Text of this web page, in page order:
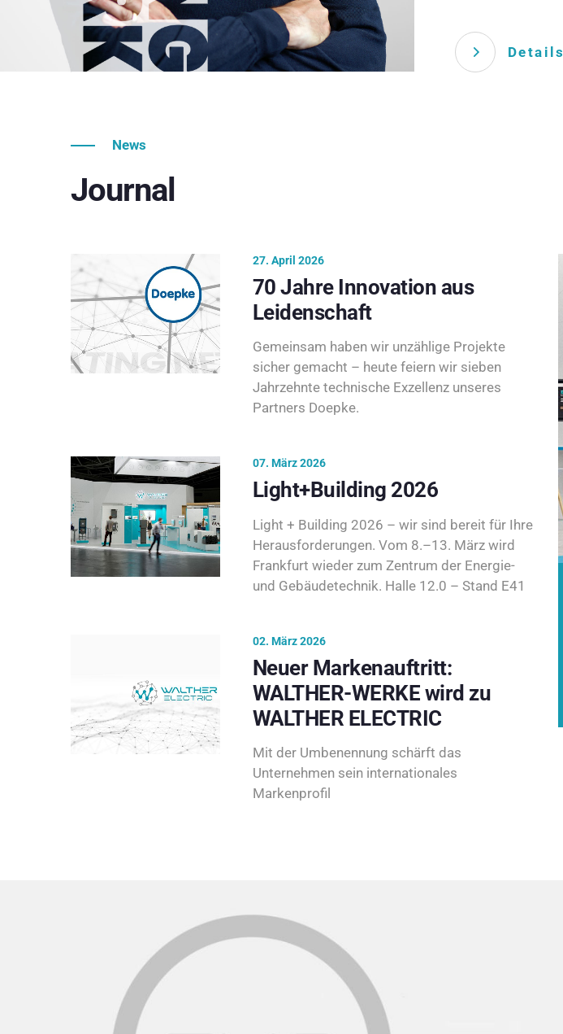
Details
News
Journal
27. April 2026
70 Jahre Innovation aus
Leidenschaft
Gemeinsam haben wir unzählige Projekte
sicher gemacht – heute feiern wir sieben
Jahrzehnte technische Exzellenz unseres
Partners Doepke.
07. März 2026
Light+Building 2026
Light + Building 2026 – wir sind bereit für Ihre
Herausforderungen. Vom 8.–13. März wird
Frankfurt wieder zum Zentrum der Energie-
und Gebäudetechnik. Halle 12.0 – Stand E41
02. März 2026
Neuer Markenauftritt:
WALTHER-WERKE wird zu
WALTHER ELECTRIC
Mit der Umbenennung schärft das
Unternehmen sein internationales
Markenprofil